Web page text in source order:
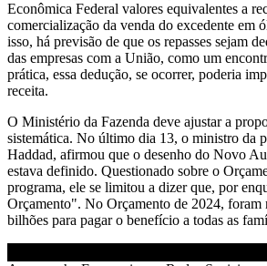
Econômica Federal valores equivalentes a
comercialização da venda do excedente em
isso, há previsão de que os repasses sejam
das empresas com a União, como um
prática, essa dedução, se ocorrer, poderia
receita.
O Ministério da Fazenda deve ajustar a
sistemática. No último dia 13, o ministro da
Haddad, afirmou que o desenho do Novo
estava definido. Questionado sobre o
programa, ele se limitou a dizer que, por
Orçamento". No Orçamento de 2024, foram
bilhões para pagar o benefício a todas as